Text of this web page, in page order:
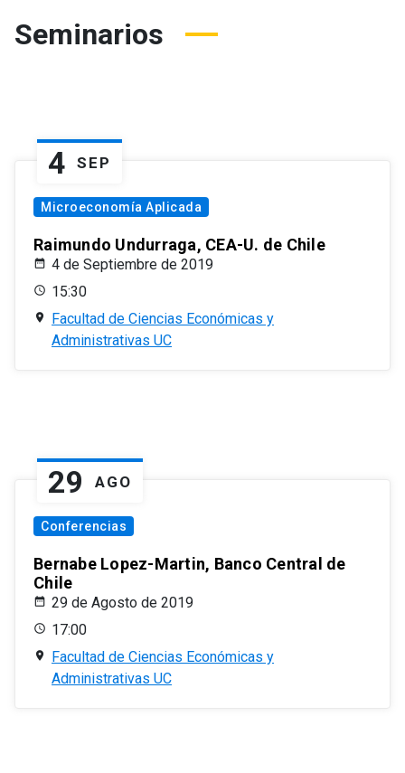
Seminarios
4 SEP
Microeconomía Aplicada
Raimundo Undurraga, CEA-U. de Chile
4 de Septiembre de 2019
15:30
Facultad de Ciencias Económicas y
Administrativas UC
29 AGO
Conferencias
Bernabe Lopez-Martin, Banco Central de
Chile
29 de Agosto de 2019
17:00
Facultad de Ciencias Económicas y
Administrativas UC